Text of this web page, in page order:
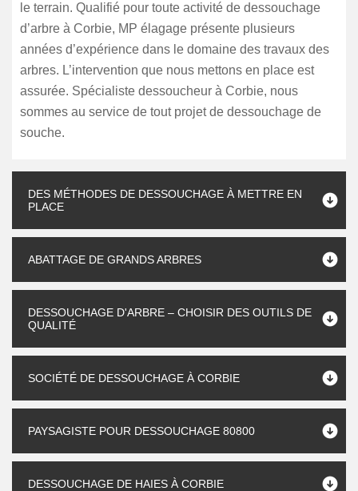
le terrain. Qualifié pour toute activité de dessouchage
d’arbre à Corbie, MP élagage présente plusieurs
années d’expérience dans le domaine des travaux des
arbres. L’intervention que nous mettons en place est
assurée. Spécialiste dessoucheur à Corbie, nous
sommes au service de tout projet de dessouchage de
souche.
DES MÉTHODES DE DESSOUCHAGE À METTRE EN
PLACE
ABATTAGE DE GRANDS ARBRES
DESSOUCHAGE D'ARBRE – CHOISIR DES OUTILS DE
QUALITÉ
SOCIÉTÉ DE DESSOUCHAGE À CORBIE
PAYSAGISTE POUR DESSOUCHAGE 80800
DESSOUCHAGE DE HAIES À CORBIE